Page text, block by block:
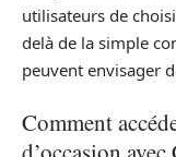
utilisateurs de
delà de la simple
peuvent envisager
Comment